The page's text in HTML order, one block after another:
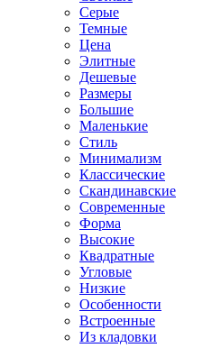
Серые
Темные
Цена
Элитные
Дешевые
Размеры
Большие
Маленькие
Стиль
Минимализм
Классические
Скандинавские
Современные
Форма
Высокие
Квадратные
Угловые
Низкие
Особенности
Встроенные
Из кладовки